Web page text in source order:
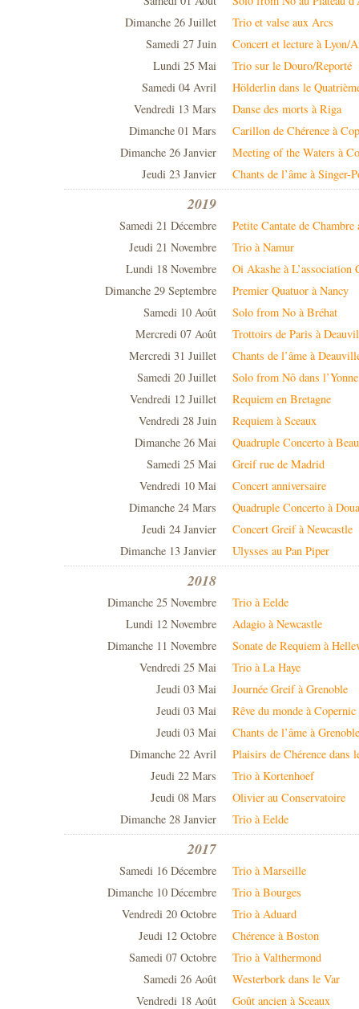
Dimanche 26 Juillet
Trio et valse aux Arcs
Samedi 27 Juin
Concert et lecture à Lyon/
Lundi 25 Mai
Trio sur le Douro/Reporté
Samedi 04 Avril
Hölderlin dans le
Vendredi 13 Mars
Danse des morts à Riga
Dimanche 01 Mars
Carillon de Chérence à
Dimanche 26 Janvier
Meeting of the Waters à
Jeudi 23 Janvier
Chants de l’âme à Singer-
2019
Samedi 21 Décembre
Petite Cantate de
Jeudi 21 Novembre
Trio à Namur
Lundi 18 Novembre
Oi Akashe à L’association
Dimanche 29 Septembre
Premier Quatuor à Nancy
Samedi 10 Août
Solo from No à Bréhat
Mercredi 07 Août
Trottoirs de Paris à
Mercredi 31 Juillet
Chants de l’âme à
Samedi 20 Juillet
Solo from Nô dans l’Yonne
Vendredi 12 Juillet
Requiem en Bretagne
Vendredi 28 Juin
Requiem à Sceaux
Dimanche 26 Mai
Quadruple Concerto à
Samedi 25 Mai
Greif rue de Madrid
Vendredi 10 Mai
Concert anniversaire
Dimanche 24 Mars
Quadruple Concerto à
Jeudi 24 Janvier
Concert Greif à Newcastle
Dimanche 13 Janvier
Ulysses au Pan Piper
2018
Dimanche 25 Novembre
Trio à Eelde
Lundi 12 Novembre
Adagio à Newcastle
Dimanche 11 Novembre
Sonate de Requiem à
Vendredi 25 Mai
Trio à La Haye
Jeudi 03 Mai
Journée Greif à Grenoble
Jeudi 03 Mai
Rêve du monde à Copernic
Jeudi 03 Mai
Chants de l’âme à Grenoble
Dimanche 22 Avril
Plaisirs de Chérence dans
Jeudi 22 Mars
Trio à Kortenhoef
Jeudi 08 Mars
Olivier au Conservatoire
Dimanche 28 Janvier
Trio à Eelde
2017
Samedi 16 Décembre
Trio à Marseille
Dimanche 10 Décembre
Trio à Bourges
Vendredi 20 Octobre
Trio à Aduard
Jeudi 12 Octobre
Chérence à Boston
Samedi 07 Octobre
Trio à Valthermond
Samedi 26 Août
Westerbork dans le Var
Vendredi 18 Août
Goût ancien à Sceaux